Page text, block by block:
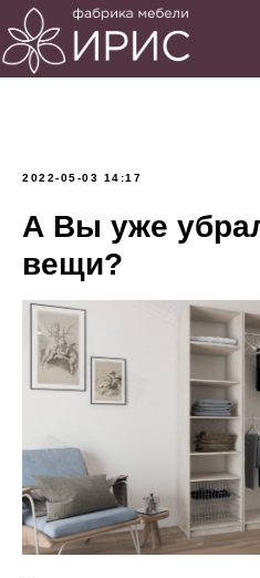
2022-05-03 14:17
А Вы уже
вещи?